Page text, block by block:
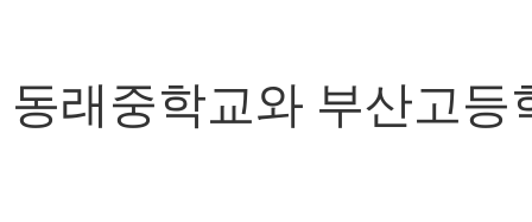
동래중학교와 부산고등